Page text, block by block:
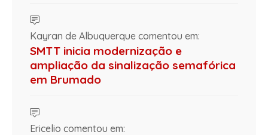
Kayran de Albuquerque comentou em:
SMTT inicia modernização e
ampliação da sinalização semafórica
em Brumado
Ericelio comentou em: